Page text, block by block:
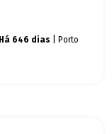
Há 646 dias | Porto